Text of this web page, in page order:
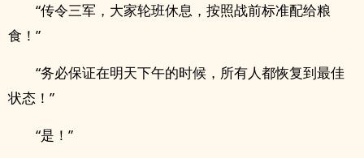
“传令三军，大家轮班休息，按照战前标准配给粮
食！”
“务必保证在明天下午的时候，所有人都恢复到最佳
状态！”
“是！”